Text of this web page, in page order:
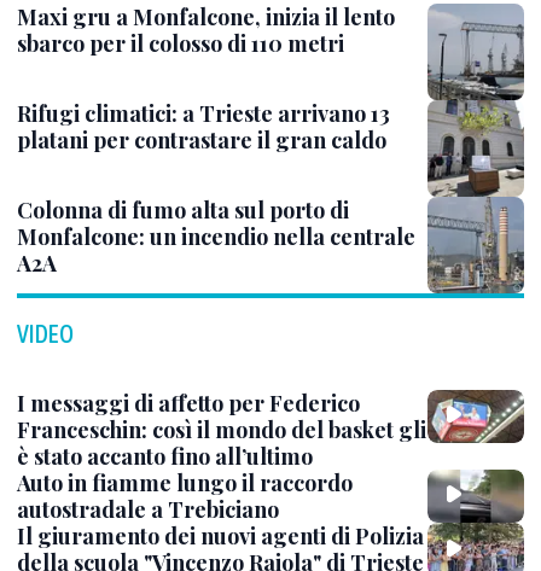
Maxi gru a Monfalcone, inizia il lento
sbarco per il colosso di 110 metri
Rifugi climatici: a Trieste arrivano 13
platani per contrastare il gran caldo
Colonna di fumo alta sul porto di
Monfalcone: un incendio nella centrale
A2A
VIDEO
I messaggi di affetto per Federico
Franceschin: così il mondo del basket gli
è stato accanto fino all’ultimo
Auto in fiamme lungo il raccordo
autostradale a Trebiciano
Il giuramento dei nuovi agenti di Polizia
della scuola "Vincenzo Raiola" di Trieste